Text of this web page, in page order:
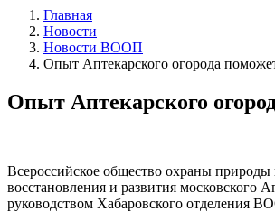
Главная
Новости
Новости ВООП
Опыт Аптекарского огорода
Опыт Аптекарского
Всероссийское общество охраны
восстановления и развития московского
руководством Хабаровского отделения